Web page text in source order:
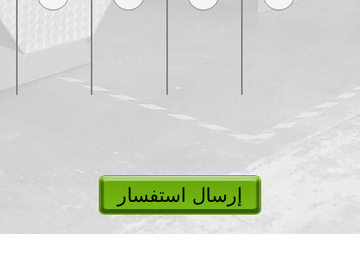
إرسال استفسار